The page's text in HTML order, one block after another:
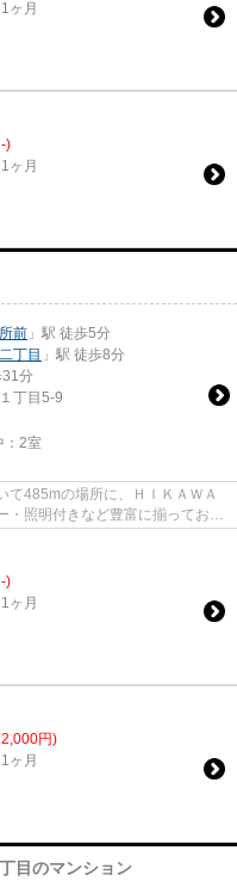
ヶ月
)
ヶ月
前 」駅 徒歩5分
丁目 」駅 徒歩8分
31分
１丁目5-9
2室
て485mの場所に、ＨＩＫＡＷＡ
・照明付きなど豊富に揃ってお
)
ヶ月
円)
ヶ月
目のマンション